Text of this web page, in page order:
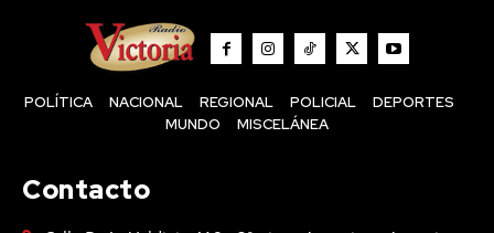
POLÍTICA NACIONAL REGIONAL POLICIAL
DEPORTES
MUNDO
MISCELÁNEA
Contacto